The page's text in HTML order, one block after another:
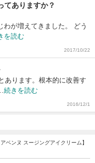
てありますか？
わが増えてきました。 どう
を読む
2017/10/22
あります。根本的に改善す
続きを読む
2016/12/1
ベンヌ スージングアイクリーム】